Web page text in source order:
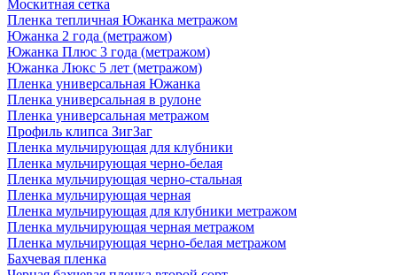
Москитная сетка
Пленка тепличная Южанка метражом
Южанка 2 года (метражом)
Южанка Плюс 3 года (метражом)
Южанка Люкс 5 лет (метражом)
Пленка универсальная Южанка
Пленка универсальная в рулоне
Пленка универсальная метражом
Профиль клипса ЗигЗаг
Пленка мульчирующая для клубники
Пленка мульчирующая черно-белая
Пленка мульчирующая черно-стальная
Пленка мульчирующая черная
Пленка мульчирующая для клубники метражом
Пленка мульчирующая черная метражом
Пленка мульчирующая черно-белая метражом
Бахчевая пленка